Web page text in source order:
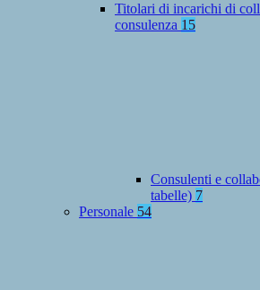
Titolari di incarichi di
consulenza 15
Consulenti e
tabelle) 7
Personale 54